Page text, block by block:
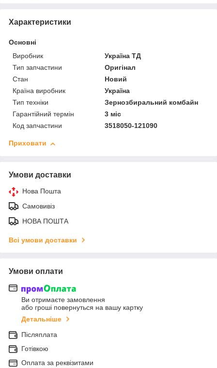
Характеристики
Основні
Виробник
Україна ТД
Тип запчастини
Оригінал
Стан
Новий
Країна виробник
Україна
Тип техніки
Зернозбиральний комбайн
Гарантійний термін
3 міс
Код запчастини
3518050-121090
Приховати
Умови доставки
Нова Пошта
Самовивіз
НОВА ПОШТА
Всі умови доставки
Умови оплати
Ви отримаєте замовлення
або гроші повернуться на вашу картку
Детальніше
Післяплата
Готівкою
Оплата за реквізитами